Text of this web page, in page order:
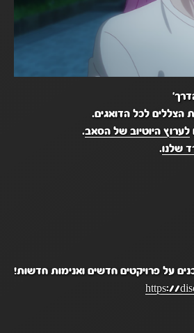
לערוץ היוטיוב של הסאב.
שלנו.
על פרויקטים חדשים ואנימות חדשות!
https://